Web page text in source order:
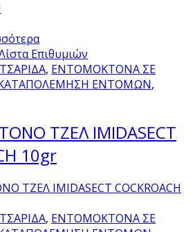
Επιθυμιών
, ΕΝΤΟΜΟΚΤΟΝΑ ΣΕ
ΕΝΤΟΜΩΝ,
ΤΖΕΛ IMIDASECT
10gr
, ΕΝΤΟΜΟΚΤΟΝΑ ΣΕ